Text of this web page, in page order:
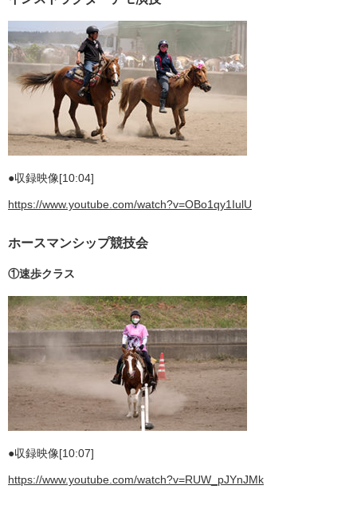
●収録映像[10:04]
https://www.youtube.com/watch?v=OBo1qy1IulU
ホースマンシップ競技会
①速歩クラス
●収録映像[10:07]
https://www.youtube.com/watch?v=RUW_pJYnJMk